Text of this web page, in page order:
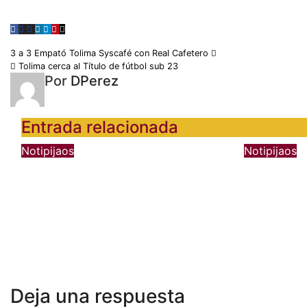
Navegación
de
entradas
3 a 3 Empató Tolima Syscafé con Real Cafetero
Tolima cerca al Título de fútbol sub 23
Por DPerez
Entrada relacionada
Notipijaos Notipijaos
Deja una respuesta